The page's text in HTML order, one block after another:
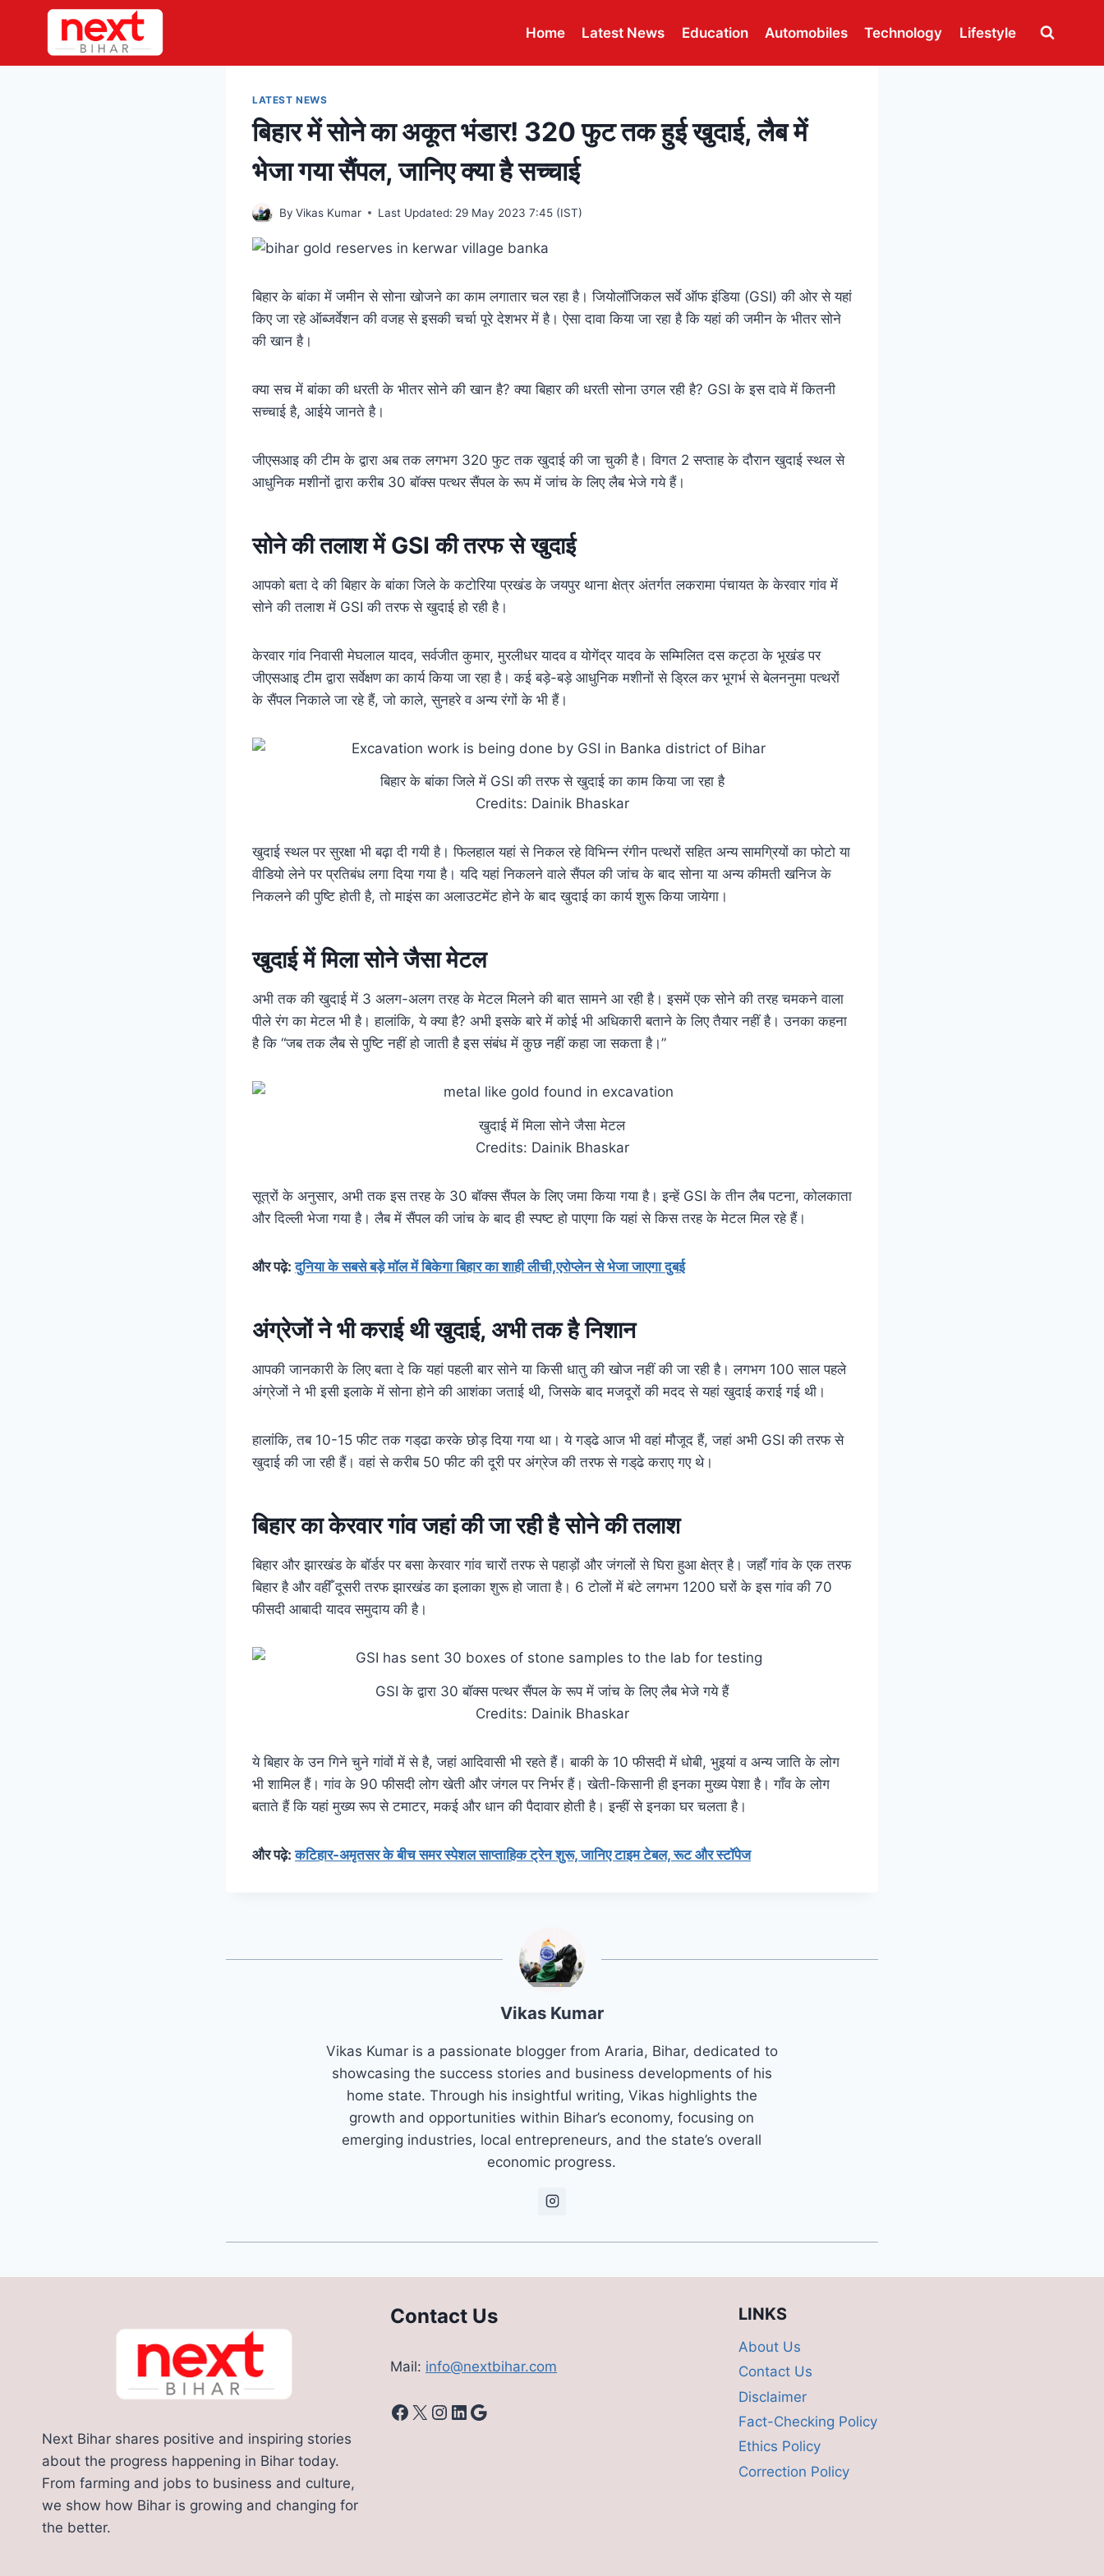
content
Home Latest News Education Automobiles Technology Lifestyle
LATEST NEWS
बिहार में सोने का अकूत भंडार! 320 फुट तक हुई खुदाई, लैब में
भेजा गया सैंपल, जानिए क्या है सच्चाई
By Vikas Kumar Last Updated: 29 May 2023 7:45 (IST)
बिहार के बांका में जमीन से सोना खोजने का काम लगातार चल रहा है। जियोलॉजिकल सर्वे ऑफ इंडिया (GSI) की ओर से यहां
किए जा रहे ऑब्जर्वेशन की वजह से इसकी चर्चा पूरे देशभर में है। ऐसा दावा किया जा रहा है कि यहां की जमीन के भीतर सोने
की खान है।
क्या सच में बांका की धरती के भीतर सोने की खान है? क्या बिहार की धरती सोना उगल रही है? GSI के इस दावे में कितनी
सच्चाई है, आईये जानते है।
जीएसआइ की टीम के द्वारा अब तक लगभग 320 फुट तक खुदाई की जा चुकी है। विगत 2 सप्ताह के दौरान खुदाई स्थल से
आधुनिक मशीनों द्वारा करीब 30 बॉक्स पत्थर सैंपल के रूप में जांच के लिए लैब भेजे गये हैं।
सोने की तलाश में GSI की तरफ से खुदाई
आपको बता दे की बिहार के बांका जिले के कटोरिया प्रखंड के जयपुर थाना क्षेत्र अंतर्गत लकरामा पंचायत के केरवार गांव में
सोने की तलाश में GSI की तरफ से खुदाई हो रही है।
केरवार गांव निवासी मेघलाल यादव, सर्वजीत कुमार, मुरलीधर यादव व योगेंद्र यादव के सम्मिलित दस कट्ठा के भूखंड पर
जीएसआइ टीम द्वारा सर्वेक्षण का कार्य किया जा रहा है। कई बड़े-बड़े आधुनिक मशीनों से ड्रिल कर भूगर्भ से बेलननुमा पत्थरों
के सैंपल निकाले जा रहे हैं, जो काले, सुनहरे व अन्य रंगों के भी हैं।
बिहार के बांका जिले में GSI की तरफ से खुदाई का काम किया जा रहा है
Credits: Dainik Bhaskar
खुदाई स्थल पर सुरक्षा भी बढ़ा दी गयी है। फिलहाल यहां से निकल रहे विभिन्न रंगीन पत्थरों सहित अन्य सामग्रियों का फोटो या
वीडियो लेने पर प्रतिबंध लगा दिया गया है। यदि यहां निकलने वाले सैंपल की जांच के बाद सोना या अन्य कीमती खनिज के
निकलने की पुष्टि होती है, तो माइंस का अलाउटमेंट होने के बाद खुदाई का कार्य शुरू किया जायेगा।
खुदाई में मिला सोने जैसा मेटल
अभी तक की खुदाई में 3 अलग-अलग तरह के मेटल मिलने की बात सामने आ रही है। इसमें एक सोने की तरह चमकने वाला
पीले रंग का मेटल भी है। हालांकि, ये क्या है? अभी इसके बारे में कोई भी अधिकारी बताने के लिए तैयार नहीं है। उनका कहना
है कि “जब तक लैब से पुष्टि नहीं हो जाती है इस संबंध में कुछ नहीं कहा जा सकता है।”
खुदाई में मिला सोने जैसा मेटल
Credits: Dainik Bhaskar
सूत्रों के अनुसार, अभी तक इस तरह के 30 बॉक्स सैंपल के लिए जमा किया गया है। इन्हें GSI के तीन लैब पटना, कोलकाता
और दिल्ली भेजा गया है। लैब में सैंपल की जांच के बाद ही स्पष्ट हो पाएगा कि यहां से किस तरह के मेटल मिल रहे हैं।
और पढ़े:दुनिया के सबसे बड़े मॉल में बिकेगा बिहार का शाही लीची,एरोप्लेन से भेजा जाएगा दुबई
अंग्रेजों ने भी कराई थी खुदाई, अभी तक है निशान
आपकी जानकारी के लिए बता दे कि यहां पहली बार सोने या किसी धातु की खोज नहीं की जा रही है। लगभग 100 साल पहले
अंग्रेजों ने भी इसी इलाके में सोना होने की आशंका जताई थी, जिसके बाद मजदूरों की मदद से यहां खुदाई कराई गई थी।
हालांकि, तब 10-15 फीट तक गड्‌ढा करके छोड़ दिया गया था। ये गड्‌ढे आज भी वहां मौजूद हैं, जहां अभी GSI की तरफ से
खुदाई की जा रही हैं। वहां से करीब 50 फीट की दूरी पर अंग्रेज की तरफ से गड्‌ढे कराए गए थे।
बिहार का केरवार गांव जहां की जा रही है सोने की तलाश
बिहार और झारखंड के बॉर्डर पर बसा केरवार गांव चारों तरफ से पहाड़ों और जंगलों से घिरा हुआ क्षेत्र है। जहाँ गांव के एक तरफ
बिहार है और वहीँ दूसरी तरफ झारखंड का इलाका शुरू हो जाता है। 6 टोलों में बंटे लगभग 1200 घरों के इस गांव की 70
फीसदी आबादी यादव समुदाय की है।
GSI के द्वारा 30 बॉक्स पत्थर सैंपल के रूप में जांच के लिए लैब भेजे गये हैं
Credits: Dainik Bhaskar
ये बिहार के उन गिने चुने गांवों में से है, जहां आदिवासी भी रहते हैं। बाकी के 10 फीसदी में धोबी, भुइयां व अन्य जाति के लोग
भी शामिल हैं। गांव के 90 फीसदी लोग खेती और जंगल पर निर्भर हैं। खेती-किसानी ही इनका मुख्य पेशा है। गाँव के लोग
बताते हैं कि यहां मुख्य रूप से टमाटर, मकई और धान की पैदावार होती है। इन्हीं से इनका घर चलता है।
और पढ़े:कटिहार-अमृतसर के बीच समर स्पेशल साप्ताहिक ट्रेन शुरू, जानिए टाइम टेबल, रूट और स्टॉपेज
Vikas Kumar
Vikas Kumar is a passionate blogger from Araria, Bihar, dedicated to
showcasing the success stories and business developments of his
home state. Through his insightful writing, Vikas highlights the
growth and opportunities within Bihar’s economy, focusing on
emerging industries, local entrepreneurs, and the state’s overall
economic progress.
Next Bihar shares positive and inspiring stories
about the progress happening in Bihar today.
From farming and jobs to business and culture,
we show how Bihar is growing and changing for
the better.
Contact Us
Mail: info@nextbihar.com
Facebook
X Instagram
LinkedIn
Google
LINKS
About Us
Contact Us
Disclaimer
Fact-Checking Policy
Ethics Policy
Correction Policy